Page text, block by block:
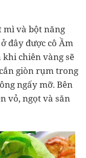
mì và bột năng
đây được cô Ầm
chiên vàng sẽ
giòn rụm trong
ngấy mỡ. Bên
vỏ, ngọt và săn